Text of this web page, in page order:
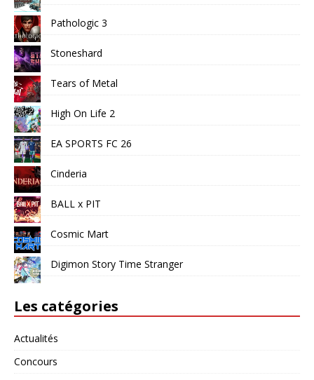
Pathologic 3
Stoneshard
Tears of Metal
High On Life 2
EA SPORTS FC 26
Cinderia
BALL x PIT
Cosmic Mart
Digimon Story Time Stranger
Les catégories
Actualités
Concours